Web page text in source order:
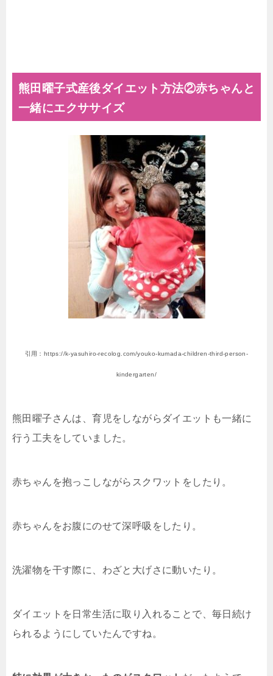
熊田曜子式産後ダイエット方法②赤ちゃんと
一緒にエクササイズ
引用：https://k-yasuhiro-recolog.com/youko-kumada-children-third-person-
kindergarten/
熊田曜子さんは、育児をしながらダイエットも一緒に
行う工夫をしていました。
赤ちゃんを抱っこしながらスクワットをしたり。
赤ちゃんをお腹にのせて深呼吸をしたり。
洗濯物を干す際に、わざと大げさに動いたり。
ダイエットを日常生活に取り入れることで、毎日続け
られるようにしていたんですね。